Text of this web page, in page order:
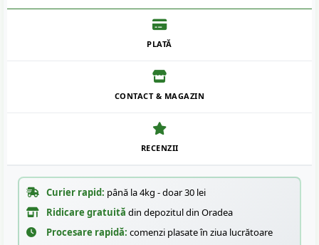
PLATĂ
CONTACT & MAGAZIN
RECENZII
Curier rapid: până la 4kg - doar 30 lei
Ridicare gratuită din depozitul din Oradea
Procesare rapidă: comenzi plasate în ziua lucrătoare